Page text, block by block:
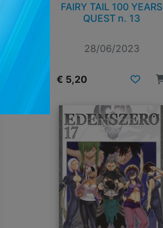
FAIRY TAIL 100 YEARS
QUEST n. 13
28/06/2023
€ 5,20